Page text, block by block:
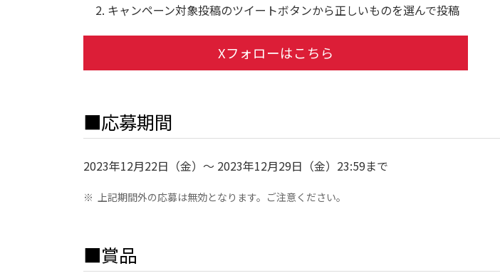
キャンペーン対象投稿のツイートボタンから正しいものを選んで投稿
Xフォローはこちら
■応募期間
2023年12月22日（金）～ 2023年12月29日（金）23:59まで
※ 上記期間外の応募は無効となります。ご注意ください。
■賞品